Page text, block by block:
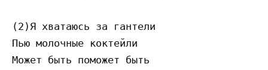
(2)Я хватаюсь за гантели
Пью молочные коктейли
Может быть поможет быть